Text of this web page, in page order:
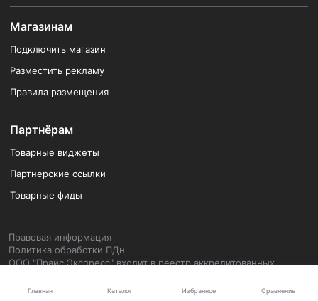
Главная Каталог Избранное Сравнение
Магазинам
Подключить магазин
Разместить рекламу
Правила размещения
Партнёрам
Товарные виджеты
Партнерские ссылки
Товарные фиды
Правовая информация
Политика обработки ПДн
ООО "Прайс Экспресс" входит в реестр аккредитованных
информационных технологий, реестровая запись № 18649 от